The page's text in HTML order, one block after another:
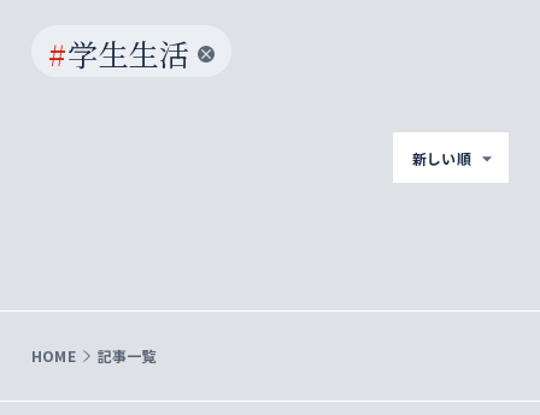
#学生生活
新しい順
HOME 記事一覧